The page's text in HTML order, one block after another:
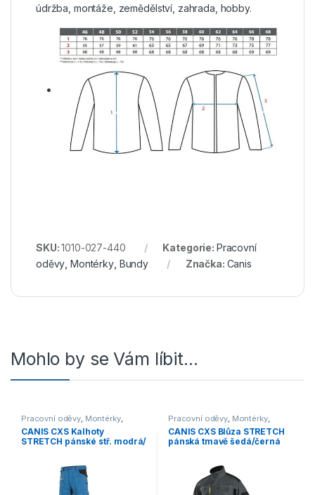
údržba, montáže, zemědělství, zahrada, hobby.
SKU:1010-027-440 Kategorie: Pracovní
oděvy ,Montérky, Bundy Značka: Canis
Mohlo by se Vám líbit…
Pracovní oděvy Montérky,
CANIS CXS Kalhoty
STRETCH pánské stř. modrá/
Pracovní oděvy Montérky,
CANIS CXS Blůza STRETCH
pánská tmavě šedá/černá